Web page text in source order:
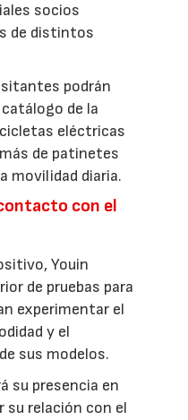
socios
de distintos
podrán
de la
eléctricas
de patinetes
movilidad diaria.
con el
Youin
de pruebas para
experimentar el
y el
sus modelos.
su presencia en
su relación con el